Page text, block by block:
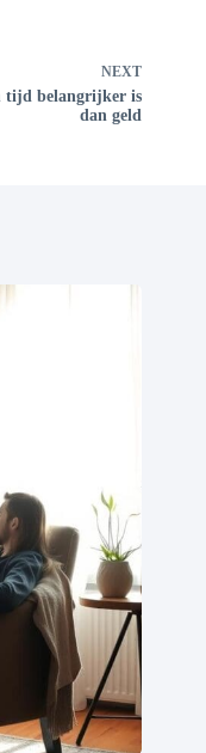
NEXT
tijd belangrijker is
dan geld